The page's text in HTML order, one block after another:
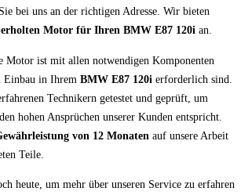
bei uns an der richtigen Adresse. Wir bieten
Motor für Ihren BMW E87 120i an.
Motor ist mit allen notwendigen Komponenten
Einbau in Ihrem BMW E87 120i erforderlich sind.
Technikern getestet und geprüft, um
hohen Ansprüchen unserer Kunden entspricht.
von 12 Monaten auf unsere Arbeit
Teile.
heute, um mehr über unseren Service zu erfahren